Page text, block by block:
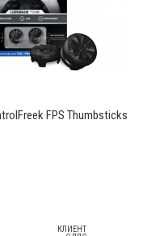
FPS Thumbsticks
КЛИЕНТ